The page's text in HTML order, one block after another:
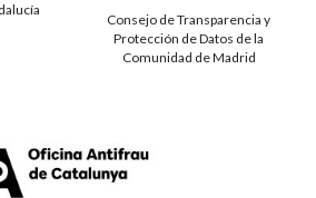
Consejo de Transparencia y
Protección de Datos de la
Comunidad de Madrid